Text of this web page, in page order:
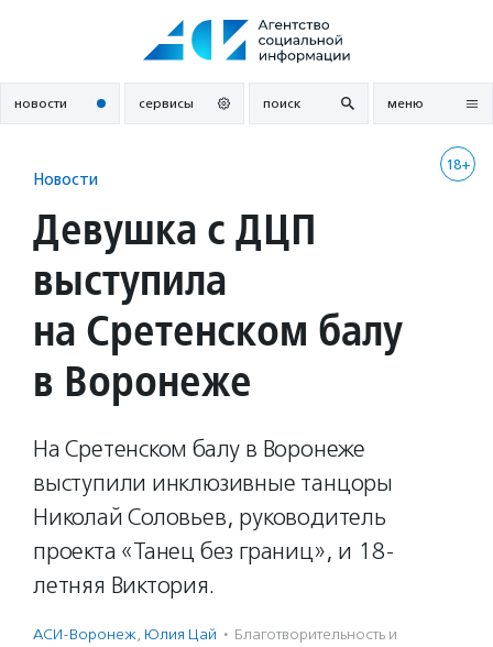
новости сервисы поиск меню
18+
Новости
Девушка с ДЦП
выступила
на Сретенском балу
в Воронеже
На Сретенском балу в Воронеже
выступили инклюзивные танцоры
Николай Соловьев, руководитель
проекта «Танец без границ», и 18-
летняя Виктория.
АСИ-Воронеж, Юлия Цай · Благотвори­тель­ность и